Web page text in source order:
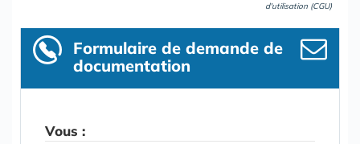
d'utilisation (CGU)
Formulaire de demande de
documentation
Vous :